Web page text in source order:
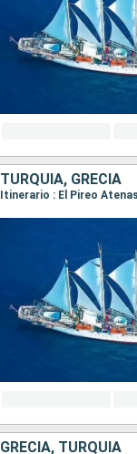
TURQUÍA, GRECIA
Itinerario : El Pireo
GRECIA, TURQUÍA